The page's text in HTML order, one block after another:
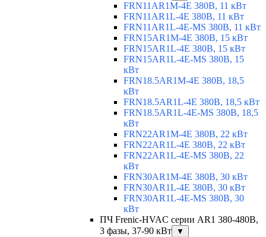
FRN11AR1M-4E 380В, 11 кВт
FRN11AR1L-4E 380В, 11 кВт
FRN11AR1L-4E-MS 380В, 11 кВт
FRN15AR1M-4E 380В, 15 кВт
FRN15AR1L-4E 380В, 15 кВт
FRN15AR1L-4E-MS 380В, 15
кВт
FRN18.5AR1M-4E 380В, 18,5
кВт
FRN18.5AR1L-4E 380В, 18,5 кВт
FRN18.5AR1L-4E-MS 380В, 18,5
кВт
FRN22AR1M-4E 380В, 22 кВт
FRN22AR1L-4E 380В, 22 кВт
FRN22AR1L-4E-MS 380В, 22
кВт
FRN30AR1M-4E 380В, 30 кВт
FRN30AR1L-4E 380В, 30 кВт
FRN30AR1L-4E-MS 380В, 30
кВт
ПЧ Frenic-HVAC серии AR1 380-480В,
3 фазы, 37-90 кВт
▼